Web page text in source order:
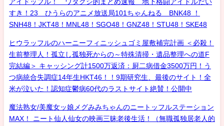
すき！23 ひうらのアニメ放送局101ちゃんねる BNK48 ！
SNH48！JKT48！MNL48！SGO48！GNZ48！STU48！SKE48
ヒウラッフルのハーニーフィニッシュゴミ屋敷補完計画 ＜必殺！
生前整理人！孤立し孤独死からの～特殊清掃・遺品整理への道F
完結編＞ キャッシング計1500万返済：厨二病借金3500万円！う
つ病統合失調症14年生HKT46！！9期研究生、最後のサイト！全
米が泣いた！認知症鬱病60代のラストサイト絶賛！公開中
魔法熟女/美魔女ッ娘メグみみちゃんのニートッフルステーション
MAX！ ニート仙人仙女の映画三昧老後生活！（無職孤独居老人的